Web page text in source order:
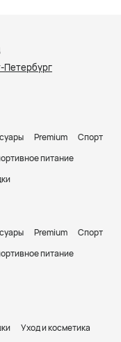
Петербург
Premium
Спорт
питание
Premium
Спорт
питание
Уход и косметика